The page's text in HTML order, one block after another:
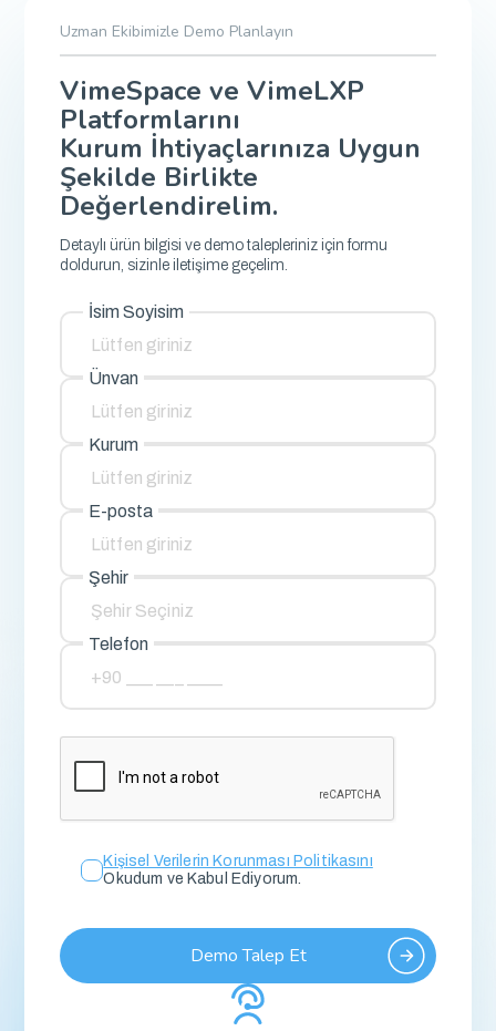
Uzman Ekibimizle Demo Planlayın
VimeSpace ve VimeLXP
Platformlarını
Kurum İhtiyaçlarınıza Uygun
Şekilde Birlikte
Değerlendirelim.
Detaylı ürün bilgisi ve demo talepleriniz için formu
doldurun, sizinle iletişime geçelim.
İsim Soyisim
Ünvan
Kurum
E-posta
Şehir
Telefon
Kişisel Verilerin Korunması Politikasını
Okudum ve Kabul Ediyorum.
Demo Talep Et